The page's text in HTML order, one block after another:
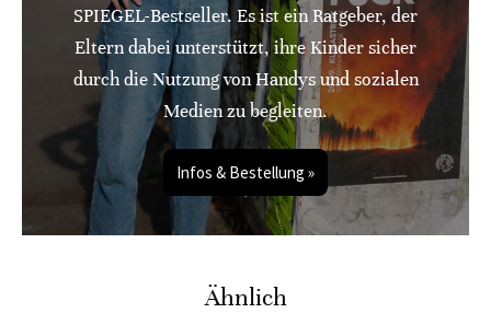
SPIEGEL-Bestseller. Es ist ein Ratgeber, der
Eltern dabei unterstützt, ihre Kinder sicher
durch die Nutzung von Handys und sozialen
Medien zu begleiten.
Infos & Bestellung »
Ähnlich